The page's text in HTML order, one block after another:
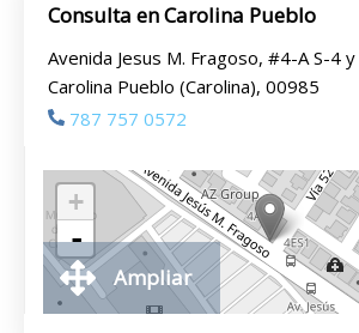
Consulta en Carolina Pueblo
Avenida Jesus M. Fragoso, #4-A S-4 y
Carolina Pueblo (Carolina), 00985
787 757 0572
+
-
Ampliar